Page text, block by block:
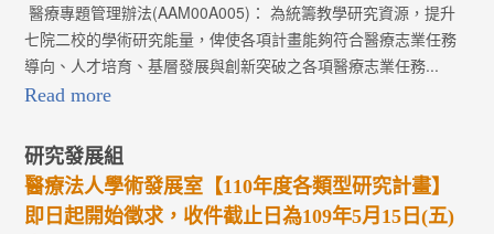
醫療專題管理辦法(AAM00A005)： 為統籌教學研究資源，提升
七院二校的學術研究能量，俾使各項計畫能夠符合醫療志業任務
導向、人才培育、基層發展與創新突破之各項醫療志業任務...
Read more
研究發展組
醫療法人學術發展室【110年度各類型研究計畫】
即日起開始徵求，收件截止日為109年5月15日(五)